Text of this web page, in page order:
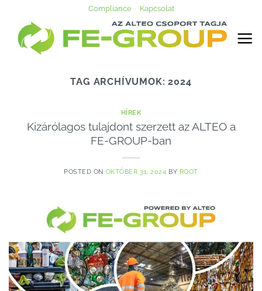
content
Compliance Kapcsolat
TAG ARCHÍVUMOK:2024
HÍREK
Kizárólagos tulajdont szerzett az ALTEO a
FE-GROUP-ban
POSTED ON OKTÓBER 31, 2024 BY ROOT